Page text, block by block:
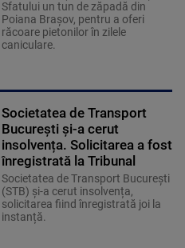
Sfatului un tun de zăpadă din
Poiana Brașov, pentru a oferi
răcoare pietonilor în zilele
caniculare.
Societatea de Transport
București și-a cerut
insolvența. Solicitarea a fost
înregistrată la Tribunal
Societatea de Transport București
(STB) și-a cerut insolvența,
solicitarea fiind înregistrată joi la
instanță.